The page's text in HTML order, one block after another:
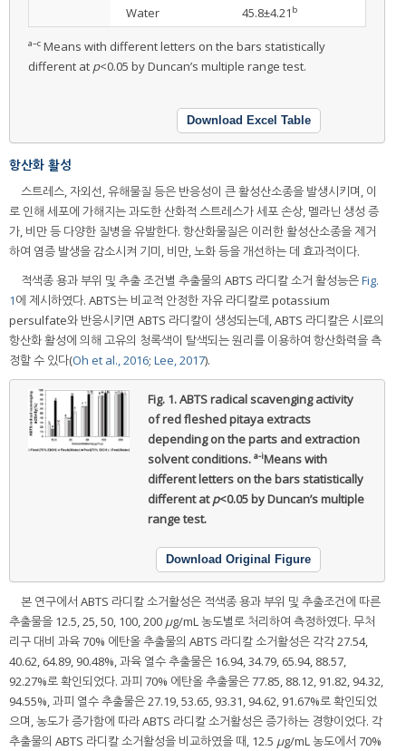
Water 45.8±4.21 b
a–c Means with different letters on the bars statistically
different at p<0.05 by Duncan’s multiple range test.
Download Excel Table
항산화 활성
스트레스, 자외선, 유해물질 등은 반응성이 큰 활성산소종을 발생시키며, 이
로 인해 세포에 가해지는 과도한 산화적 스트레스가 세포 손상, 멜라닌 생성 증
가, 비만 등 다양한 질병을 유발한다. 항산화물질은 이러한 활성산소종을 제거
하여 염증 발생을 감소시켜 기미, 비만, 노화 등을 개선하는 데 효과적이다.
적색종 용과 부위 및 추출 조건별 추출물의 ABTS 라디칼 소거 활성능은Fig.
1에 제시하였다. ABTS는 비교적 안정한 자유 라디칼로 potassium
persulfate와 반응시키면 ABTS 라디칼이 생성되는데, ABTS 라디칼은 시료의
항산화 활성에 의해 고유의 청록색이 탈색되는 원리를 이용하여 항산화력을 측
정할 수 있다(Oh et al., 2016; Lee, 2017).
Fig. 1.ABTS radical scavenging activity
of red fleshed pitaya extracts
depending on the parts and extraction
solvent conditions. a-iMeans with
different letters on the bars statistically
different atp<0.05 by Duncan’s multiple
range test.
Download Original Figure
본 연구에서 ABTS 라디칼 소거활성은 적색종 용과 부위 및 추출조건에 따른
추출물을 12.5, 25, 50, 100, 200 μg/mL 농도별로 처리하여 측정하였다. 무처
리구 대비 과육 70% 에탄올 추출물의 ABTS 라디칼 소거활성은 각각 27.54,
40.62, 64.89, 90.48%, 과육 열수 추출물은 16.94, 34.79, 65.94, 88.57,
92.27%로 확인되었다. 과피 70% 에탄올 추출물은 77.85, 88.12, 91.82, 94.32,
94.55%, 과피 열수 추출물은 27.19, 53.65, 93.31, 94.62, 91.67%로 확인되었
으며, 농도가 증가함에 따라 ABTS 라디칼 소거활성은 증가하는 경향이었다. 각
추출물의 ABTS 라디칼 소거활성을 비교하였을 때, 12.5 μg/mL 농도에서 70%